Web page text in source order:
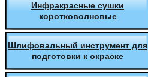
Инфракрасные сушки
коротковолновые
Шлифовальный инструмент для
подготовки к окраске